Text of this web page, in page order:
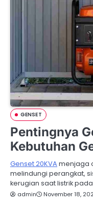
GENSET
Pentingnya
Kebutuhan
Genset 20KVA menjaga
melindungi perangkat,
kerugian saat listrik
admin November 18,